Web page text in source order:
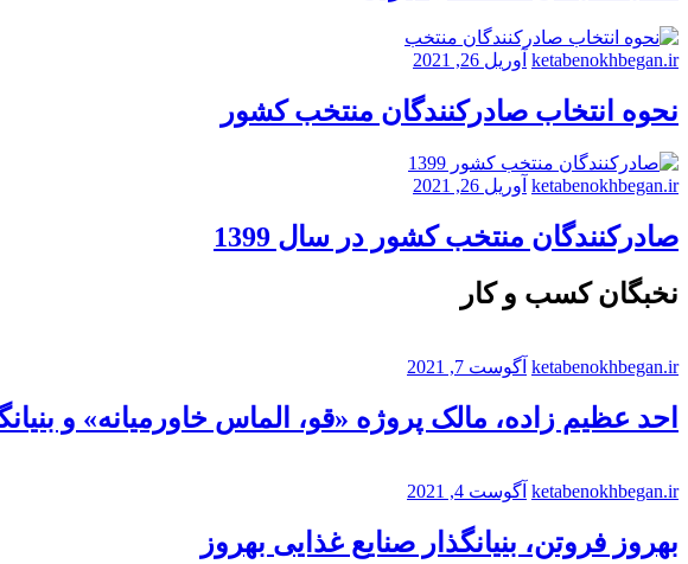
ketabenokhbegan.ir آوریل 26, 2021
نحوه انتخاب صادرکنندگان منتخب کشور
ketabenokhbegan.ir آوریل 26, 2021
صادرکنندگان منتخب کشور در سال 1399
نخبگان کسب و کار
ketabenokhbegan.ir آگوست 7, 2021
احد عظیم زاده، مالک پروژه «قو، الماس خاورمیانه» و
ketabenokhbegan.ir آگوست 4, 2021
بهروز فروتن، بنیانگذار صنایع غذایی بهروز